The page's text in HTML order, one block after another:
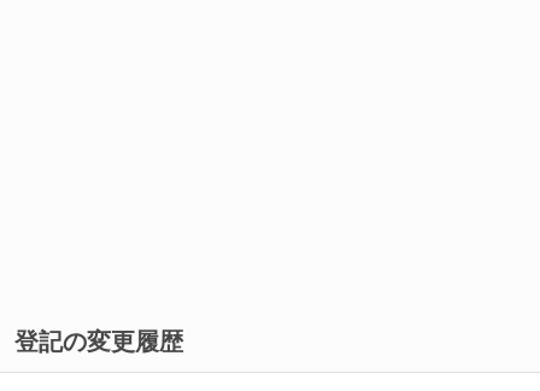
登記の変更履歴